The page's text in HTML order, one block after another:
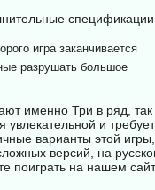
игра заканчивается
разрушать большое
именно Три в ряд, так
увлекательной и требует
варианты этой игры,
версий, на
поиграть на нашем